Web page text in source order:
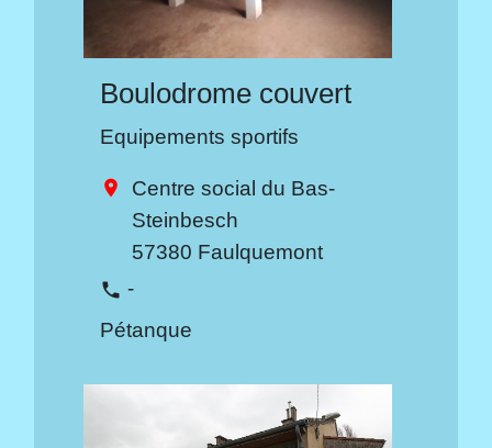
Boulodrome couvert
Equipements sportifs
location_on
Centre social du Bas-
Steinbesch
57380 Faulquemont
phone -
Pétanque